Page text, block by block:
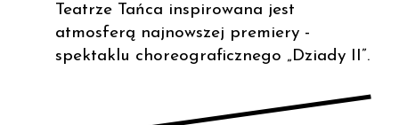
Teatrze Tańca inspirowana jest
atmosferą najnowszej premiery -
spektaklu choreograficznego „Dziady II”.